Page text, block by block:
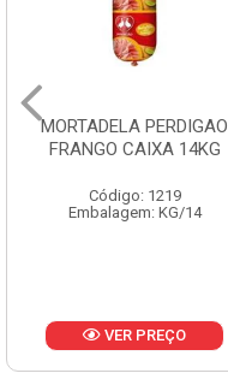
MORTADELA PERDIGAO
FRANGO CAIXA 14KG
Código: 1219
Embalagem: KG/14
VER PREÇO